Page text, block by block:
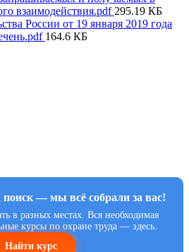
взаимодействия.pdf 295.19 КБ
России от 19 января 2019 года
164.6 КБ
поиск — мы всё собрали за вас!
в разных местах. Вся необходимая
курсы по охране труда — здесь.
Найти курс